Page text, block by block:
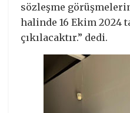
sözleşme
halinde 16 Ekim 2024
çıkılacaktır.” dedi.